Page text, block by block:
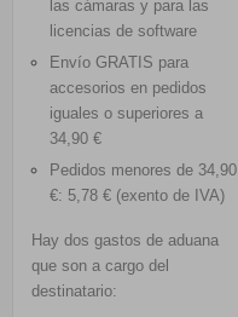
las cámaras y para las
licencias de software
Envío GRATIS para
accesorios en pedidos
iguales o superiores a
34,90 €
Pedidos menores de 34,90
€: 5,78 € (exento de IVA)
Hay dos gastos de aduana
que son a cargo del
destinatario: